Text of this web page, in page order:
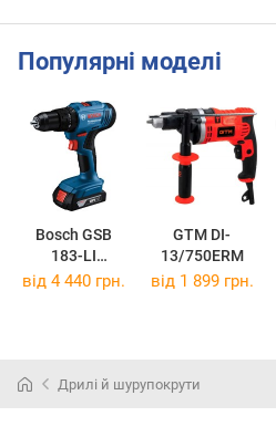
Популярні моделі
Bosch GSB
183-LI
Professional
GTM DI-
13/750ERM
від 4 440 грн. від 1 899 грн.
Дрилі й шурупокрути